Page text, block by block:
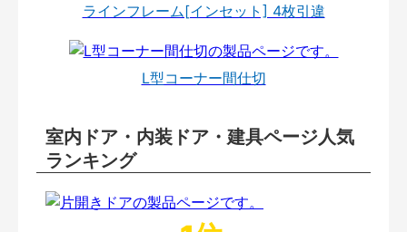
ラインフレーム[インセット] 4枚引違
L型コーナー間仕切
室内ドア・内装ドア・建具ページ人気
ランキング